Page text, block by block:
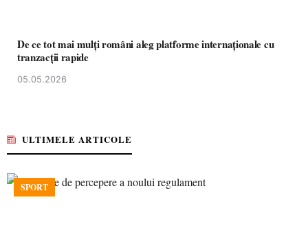
De ce tot mai mulți români aleg platforme internaționale cu
tranzacții rapide
05.05.2026
ULTIMELE ARTICOLE
SPORT